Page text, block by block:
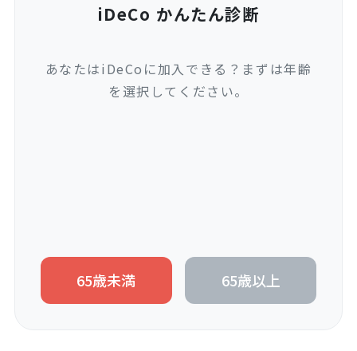
iDeCo かんたん診断
あなたはiDeCoに加入できる？まずは年齢
を選択してください。
65歳未満 65歳以上